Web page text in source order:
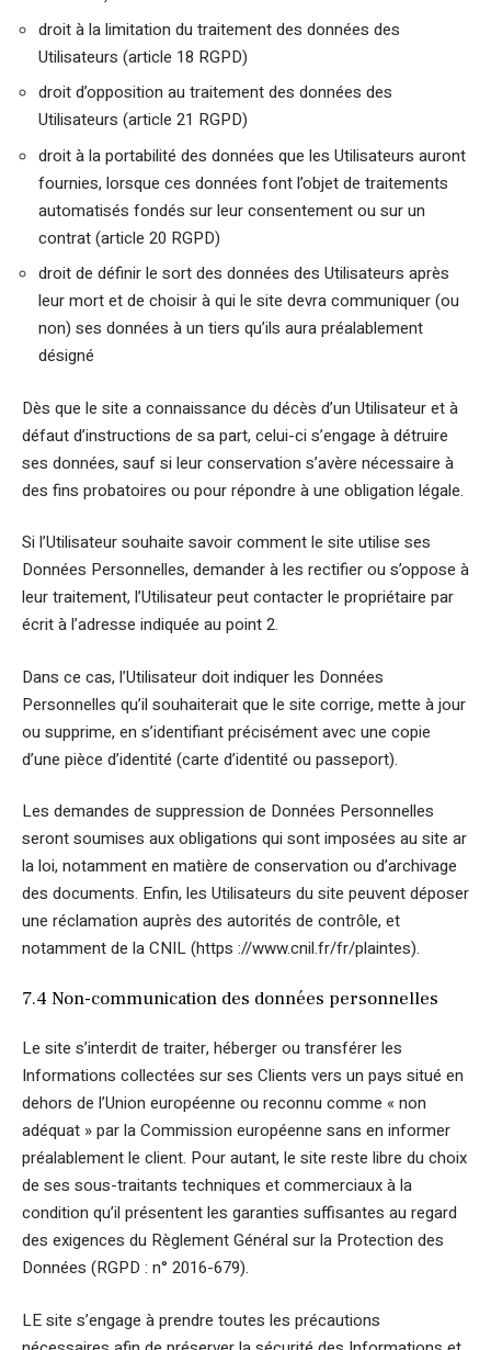
droit à la limitation du traitement des données des
Utilisateurs (article 18 RGPD)
droit d’opposition au traitement des données des
Utilisateurs (article 21 RGPD)
droit à la portabilité des données que les Utilisateurs auront
fournies, lorsque ces données font l’objet de traitements
automatisés fondés sur leur consentement ou sur un
contrat (article 20 RGPD)
droit de définir le sort des données des Utilisateurs après
leur mort et de choisir à qui le site devra communiquer (ou
non) ses données à un tiers qu’ils aura préalablement
désigné
Dès que le site a connaissance du décès d’un Utilisateur et à
défaut d’instructions de sa part, celui-ci s’engage à détruire
ses données, sauf si leur conservation s’avère nécessaire à
des fins probatoires ou pour répondre à une obligation légale.
Si l’Utilisateur souhaite savoir comment le site utilise ses
Données Personnelles, demander à les rectifier ou s’oppose à
leur traitement, l’Utilisateur peut contacter le propriétaire par
écrit à l’adresse indiquée au point 2.
Dans ce cas, l’Utilisateur doit indiquer les Données
Personnelles qu’il souhaiterait que le site corrige, mette à jour
ou supprime, en s’identifiant précisément avec une copie
d’une pièce d’identité (carte d’identité ou passeport).
Les demandes de suppression de Données Personnelles
seront soumises aux obligations qui sont imposées au site ar
la loi, notamment en matière de conservation ou d’archivage
des documents. Enfin, les Utilisateurs du site peuvent déposer
une réclamation auprès des autorités de contrôle, et
notamment de la CNIL (https ://www.cnil.fr/fr/plaintes).
7.4 Non-communication des données personnelles
Le site s’interdit de traiter, héberger ou transférer les
Informations collectées sur ses Clients vers un pays situé en
dehors de l’Union européenne ou reconnu comme « non
adéquat » par la Commission européenne sans en informer
préalablement le client. Pour autant, le site reste libre du choix
de ses sous-traitants techniques et commerciaux à la
condition qu’il présentent les garanties suffisantes au regard
des exigences du Règlement Général sur la Protection des
Données (RGPD : n° 2016-679).
LE site s’engage à prendre toutes les précautions